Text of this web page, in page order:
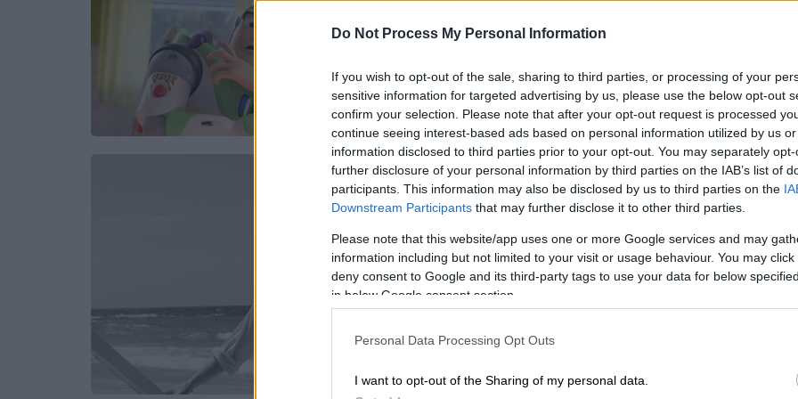
Do Not Process My Personal Information
If you wish to opt-out of the sale, sharing to third parties, or processing of your
sensitive information for targeted advertising by us, please use the below opt-out
confirm your selection. Please note that after your opt-out request is processed
continue seeing interest-based ads based on personal information utilized by us
information disclosed to third parties prior to your opt-out. You may separately
further disclosure of your personal information by third parties on the IAB’s list of
participants. This information may also be disclosed by us to third parties on the
Downstream Participants that may further disclose it to other third parties.
Please note that this website/app uses one or more Google services and may
information including but not limited to your visit or usage behaviour. You may
deny consent to Google and its third-party tags to use your data for below
in below Google consent section.
Personal Data Processing Opt Outs
I want to opt-out of the Sharing of my personal data.
Μια κλασσική αγαπημένη ταινία της
Pixar αλλά και πολύς τρόμος στο
κινηματογραφικό εβδομαδιαίο
«μενού»
Σινεμά 13.06.2026 10:34
Ο εξωγήινος Σπίλμπεργκ, «Ο
Ξένος» διά χειρός Οζόν και ο
επίκαιρος Κιούμπρικ στις ταινίες
της εβδομάδας
εβδομάδας